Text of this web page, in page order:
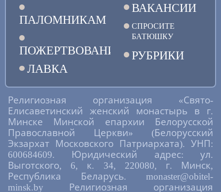
ПАЛОМНИКАМ
ПОЖЕРТВОВАНИЯ
ЛАВКА
ВАКАНСИИ
СПРОСИТЕ
БАТЮШКУ
РУБРИКИ
Религиозная организация «Свято-
Елисаветинский женский монастырь в г.
Минске Минской епархии Белорусской
Православной Церкви» (Белорусский
Экзархат Московского Патриархата). УНП:
600684609. Юридический адрес: ул.
Выготского, 6, к. 34, 220080, г. Минск,
Республика Беларусь. monaster@obitel-
minsk.by Религиозная организация